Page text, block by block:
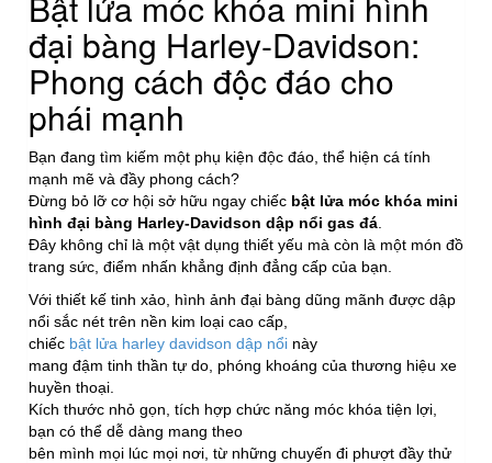
đại bàng Harley-Davidson:
Phong cách độc đáo cho
phái mạnh
Bạn đang tìm kiếm một phụ kiện độc đáo, thể hiện cá tính
mạnh mẽ và đầy phong cách?
Đừng bỏ lỡ cơ hội sở hữu ngay chiếc bật lửa móc khóa mini
hình đại bàng Harley-Davidson dập nổi gas đá
Đây không chỉ là một vật dụng thiết yếu mà còn là một món đồ
trang sức, điểm nhấn khẳng định đẳng cấp của bạn.
Với thiết kế tinh xảo, hình ảnh đại bàng dũng mãnh được dập
nổi sắc nét trên nền kim loại cao cấp,
chiếc bật lửa harley davidson dập nổi này
mang đậm tinh thần tự do, phóng khoáng của thương hiệu xe
huyền thoại.
Kích thước nhỏ gọn, tích hợp chức năng móc khóa tiện lợi,
bạn có thể dễ dàng mang theo
bên mình mọi lúc mọi nơi, từ những chuyến đi phượt đầy thử